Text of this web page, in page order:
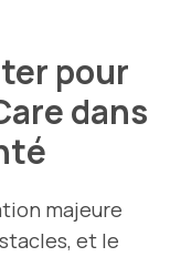
pour
dans
majeure
et le